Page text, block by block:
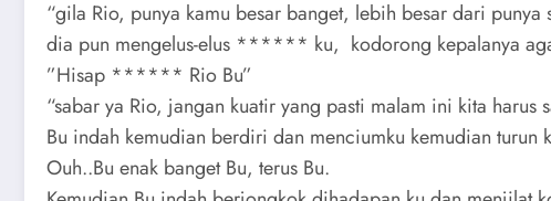
“gila Rio, punya kamu besar banget, lebih besar dari punya
dia pun mengelus-elus ****** ku, kodorong kepalanya
”Hisap ****** Rio Bu”
“sabar ya Rio, jangan kuatir yang pasti malam ini kita harus
Bu indah kemudian berdiri dan menciumku kemudian
Ouh..Bu enak banget Bu, terus Bu.